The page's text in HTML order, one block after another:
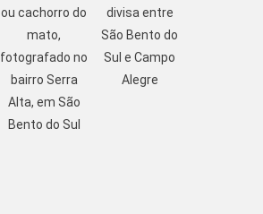
ou cachorro do
mato,
fotografado no
bairro Serra
Alta, em São
Bento do Sul
divisa entre
São Bento do
Sul e Campo
Alegre